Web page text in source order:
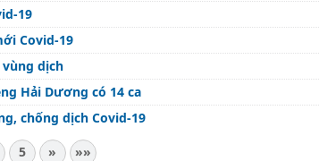
19
Covid-19
dịch
Hải Dương có 14 ca
chống dịch Covid-19
5 » »»